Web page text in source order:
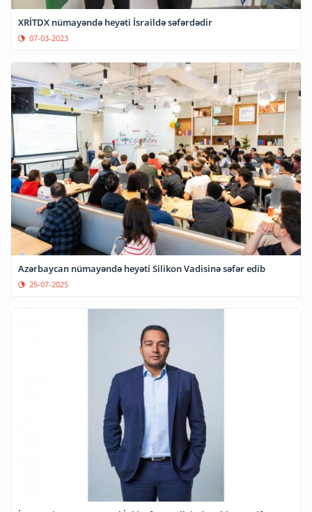
XRİTDX nümayəndə heyəti İsraildə səfərdədir
07-03-2023
Azərbaycan nümayəndə heyəti Silikon Vadisinə səfər edib
25-07-2025